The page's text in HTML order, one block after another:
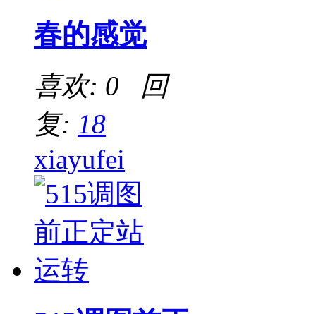
春的感觉
喜欢: 0 回
复: 18
xiayufei